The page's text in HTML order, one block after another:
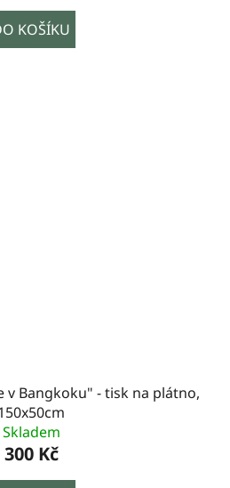
KOŠÍKU
v Bangkoku" - tisk na plátno,
Skladem
300 Kč